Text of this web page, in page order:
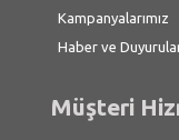
Kampanyalarımız
Haber ve
Müşteri